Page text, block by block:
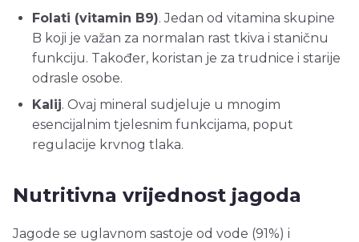
Folati (vitamin B9). Jedan od vitamina skupine
B koji je važan za normalan rast tkiva i staničnu
funkciju. Također, koristan je za trudnice i starije
odrasle osobe.
Kalij. Ovaj mineral sudjeluje u mnogim
esencijalnim tjelesnim funkcijama, poput
regulacije krvnog tlaka.
Nutritivna vrijednost jagoda
Jagode se uglavnom sastoje od vode (91%) i